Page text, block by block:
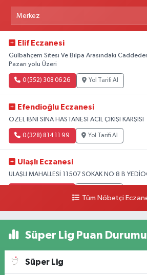
Elif Eczanesi
Gülbahçem Sitesi Ve Bilpa Arasındaki
Pazarı yolu Üzeri
0 (552) 308 06 26 Yol Tarifi Al
Efendioğlu Eczanesi
ÖZEL İBNİ SİNA HASTANESİ ACİL ÇIKIŞI KARŞISI
0 (328) 814 11 99 Yol Tarifi Al
Ulaşlı Eczanesi
ULAŞLI MAHALLESİ 11507 SOKAK NO:8 B
Tüm Nöbetçi
Süper Lig Puan Durumu
Süper Lig